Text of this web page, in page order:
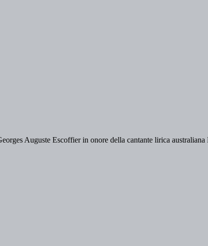
Auguste Escoffier in onore della cantante lirica